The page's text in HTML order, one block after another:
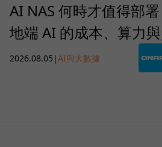
AI NAS 何時才值得部
地端 AI 的成本、算力
2026.08.05 |AI與大數據